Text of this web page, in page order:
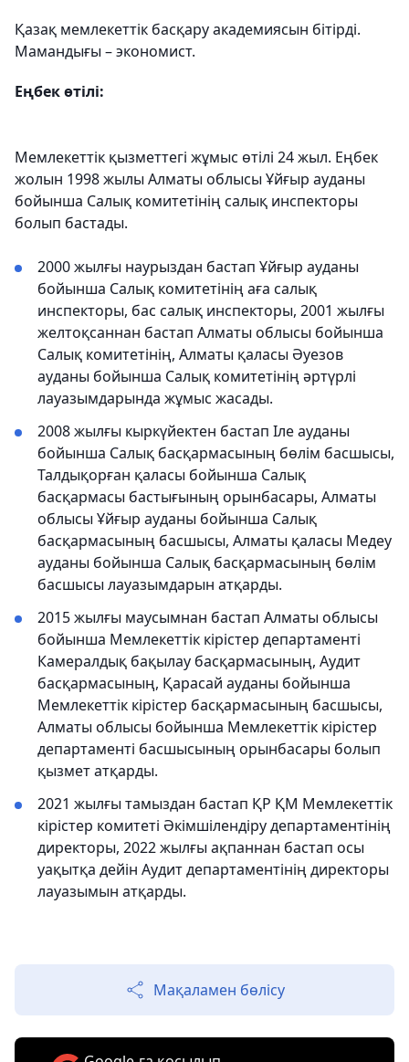
Қазақ мемлекеттік басқару академиясын бітірді.
Мамандығы – экономист.
Еңбек өтілі:
Мемлекеттік қызметтегі жұмыс өтілі 24 жыл. Еңбек
жолын 1998 жылы Алматы облысы Ұйғыр ауданы
бойынша Салық комитетінің салық инспекторы
болып бастады.
2000 жылғы наурыздан бастап Ұйғыр ауданы
бойынша Салық комитетінің аға салық
инспекторы, бас салық инспекторы, 2001 жылғы
желтоқсаннан бастап Алматы облысы бойынша
Салық комитетінің, Алматы қаласы Әуезов
ауданы бойынша Салық комитетінің әртүрлі
лауазымдарында жұмыс жасады.
2008 жылғы кыркүйектен бастап Іле ауданы
бойынша Салық басқармасының бөлім басшысы,
Талдықорған қаласы бойынша Салық
басқармасы бастығының орынбасары, Алматы
облысы Ұйғыр ауданы бойынша Салық
басқармасының басшысы, Алматы қаласы Медеу
ауданы бойынша Салық басқармасының бөлім
басшысы лауазымдарын атқарды.
2015 жылғы маусымнан бастап Алматы облысы
бойынша Мемлекеттік кірістер департаменті
Камералдық бақылау басқармасының, Аудит
басқармасының, Қарасай ауданы бойынша
Мемлекеттік кірістер басқармасының басшысы,
Алматы облысы бойынша Мемлекеттік кірістер
департаменті басшысының орынбасары болып
қызмет атқарды.
2021 жылғы тамыздан бастап ҚР ҚМ Мемлекеттік
кірістер комитеті Әкімшілендіру департаментінің
директоры, 2022 жылғы ақпаннан бастап осы
уақытқа дейін Аудит департаментінің директоры
лауазымын атқарды.
Мақаламен бөлісу